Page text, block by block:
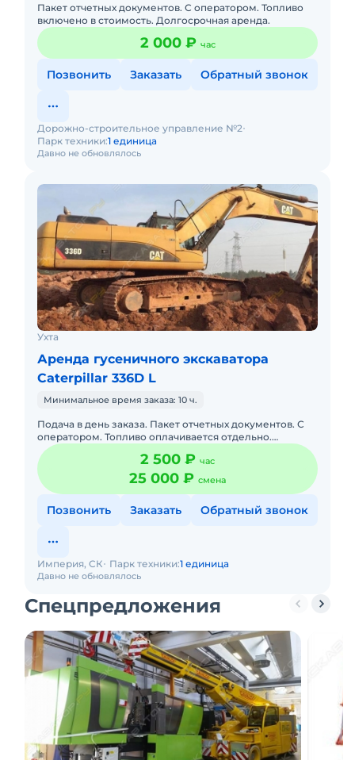
Пакет отчетных документов. С оператором. Топливо
включено в стоимость. Долгосрочная аренда.
2 000 ₽ час
Позвонить Заказать Обратный звонок
Давно не обновлялось
Дорожно-строительное управление №2
Парк техники:1 единица
Ухта
Аренда гусеничного экскаватора
Caterpillar 336D L
Минимальное время заказа: 10 ч.
Подача в день заказа. Пакет отчетных документов. С
оператором. Топливо оплачивается отдельно.
Долгосрочная аренда.
2 500 ₽ час
25 000 ₽ смена
Позвонить Заказать Обратный звонок
Давно не обновлялось
Империя, СК Парк техники:1 единица
Спецпредложения